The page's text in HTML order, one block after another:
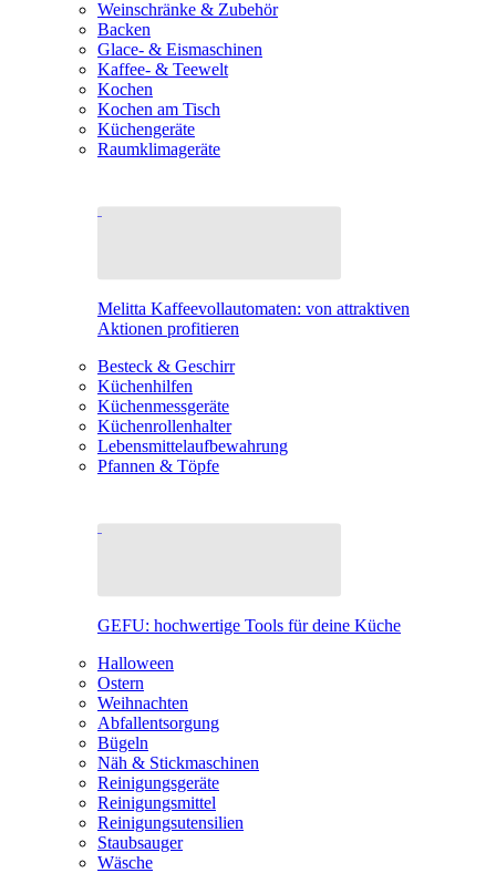
Weinschränke & Zubehör
Backen
Glace- & Eismaschinen
Kaffee- & Teewelt
Kochen
Kochen am Tisch
Küchengeräte
Raumklimageräte
Melitta Kaffeevollautomaten: von attraktiven
Aktionen profitieren
Besteck & Geschirr
Küchenhilfen
Küchenmessgeräte
Küchenrollenhalter
Lebensmittelaufbewahrung
Pfannen & Töpfe
GEFU: hochwertige Tools für deine Küche
Halloween
Ostern
Weihnachten
Abfallentsorgung
Bügeln
Näh & Stickmaschinen
Reinigungsgeräte
Reinigungsmittel
Reinigungsutensilien
Staubsauger
Wäsche